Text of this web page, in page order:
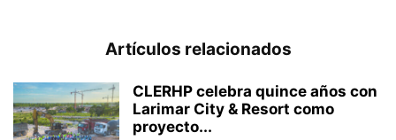
Artículos relacionados
CLERHP celebra quince años con
Larimar City & Resort como
proyecto...